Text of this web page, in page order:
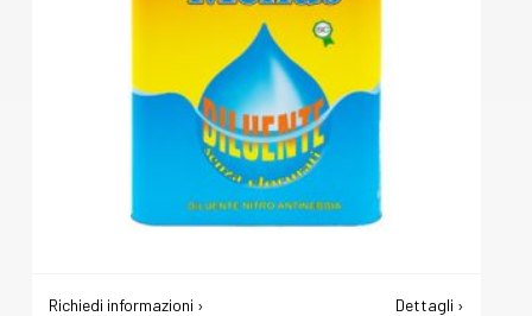
Richiedi informazioni › Dettagli ›